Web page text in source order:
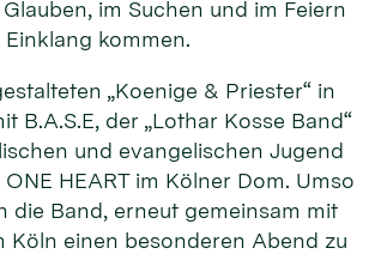
im Suchen und im Feiern
kommen.
„Koenige & Priester“ in
B.A.S.E, der „Lothar Kosse Band“
und evangelischen Jugend
HEART im Kölner Dom. Umso
die Band, erneut gemeinsam mit
Köln einen besonderen Abend zu